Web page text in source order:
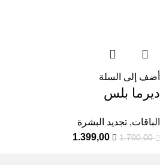
أضف إلى السلة
ديرما بلس
الباقات, تجديد البشرة
1.700,00
1.399,00